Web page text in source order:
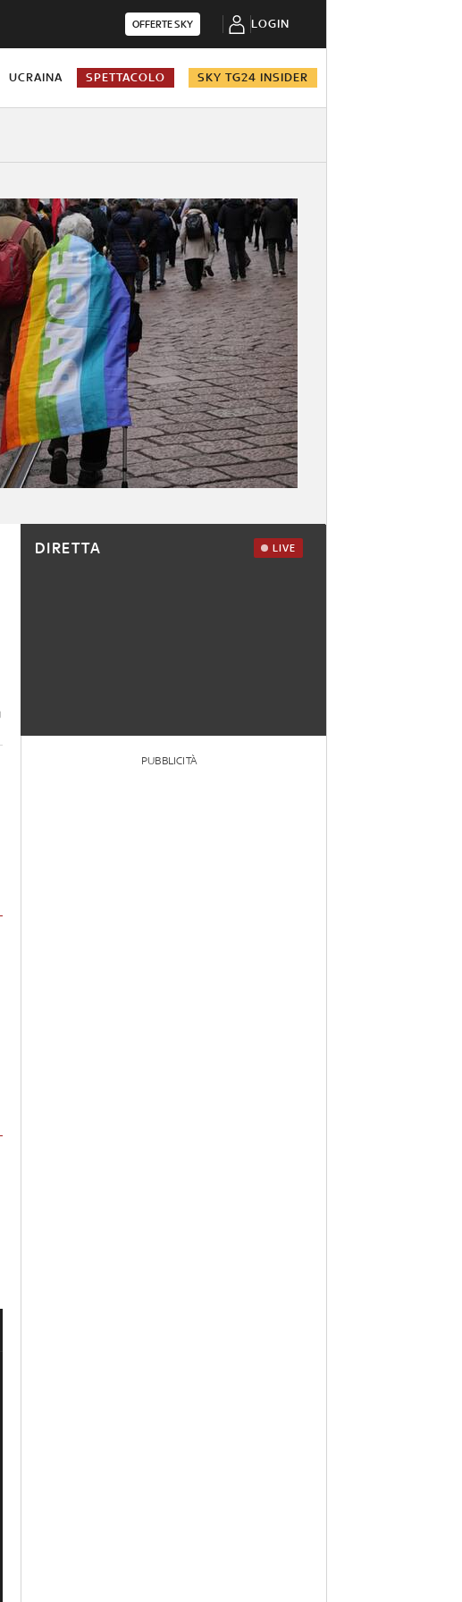
OFFERTE SKY LOGIN
UCRAINA SPETTACOLO SKY TG24 INSIDER
DIRETTA LIVE
PUBBLICITÀ